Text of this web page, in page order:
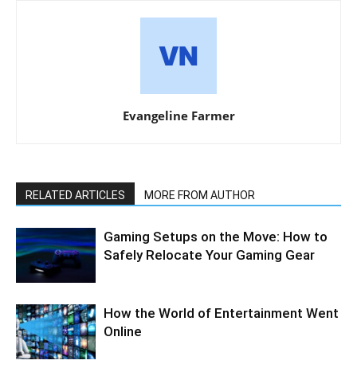
Evangeline Farmer
RELATED ARTICLES MORE FROM AUTHOR
Gaming Setups on the Move: How to
Safely Relocate Your Gaming Gear
How the World of Entertainment Went
Online